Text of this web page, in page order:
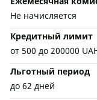
Не начисляется
Кредитный лимит
от 500 до 200000
Льготный период
до 62 дней